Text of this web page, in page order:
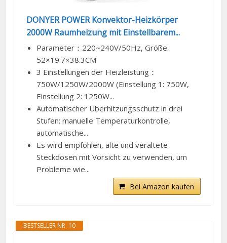
DONYER POWER Konvektor-Heizkörper
2000W Raumheizung mit Einstellbarem...
Parameter：220~240V/50Hz, Größe:
52×19.7×38.3CM
3 Einstellungen der Heizleistung：
750W/1250W/2000W (Einstellung 1: 750W,
Einstellung 2: 1250W...
Automatischer Überhitzungsschutz in drei
Stufen: manuelle Temperaturkontrolle,
automatische...
Es wird empfohlen, alte und veraltete
Steckdosen mit Vorsicht zu verwenden, um
Probleme wie...
Bei Amazon kaufen
BESTSELLER NR. 10